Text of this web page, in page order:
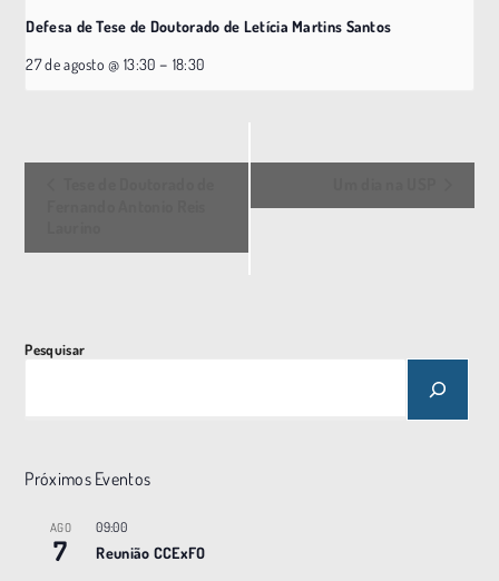
Defesa de Tese de Doutorado de Letícia Martins Santos
27 de agosto @ 13:30 – 18:30
N
g
Pesquisar
Próximos Eventos
AGO
7
09:00
Reunião CCExFO